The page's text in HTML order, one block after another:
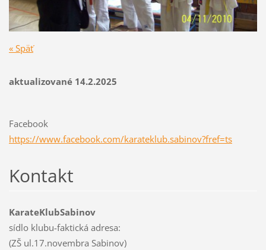
« Späť
aktualizované 14.2.2025
Facebook
https://www.facebook.com/karateklub.sabinov?fref=ts
Kontakt
KarateKlubSabinov
sídlo klubu-faktická adresa:
(ZŠ ul.17.novembra Sabinov)